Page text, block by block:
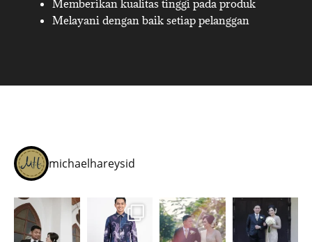
Memberikan kualitas tinggi pada produk
Melayani dengan baik setiap pelanggan
michaelhareysid